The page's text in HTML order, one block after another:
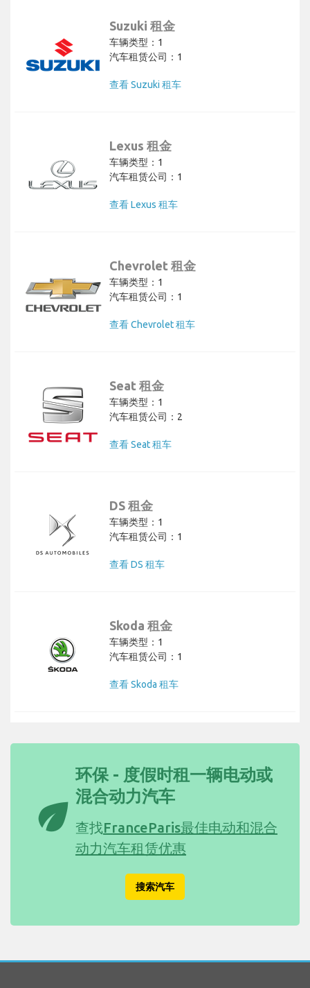
Suzuki 租金
车辆类型：1
汽车租赁公司：1
查看 Suzuki 租车
Lexus 租金
车辆类型：1
汽车租赁公司：1
查看 Lexus 租车
Chevrolet 租金
车辆类型：1
汽车租赁公司：1
查看 Chevrolet 租车
Seat 租金
车辆类型：1
汽车租赁公司：2
查看 Seat 租车
DS 租金
车辆类型：1
汽车租赁公司：1
查看 DS 租车
Skoda 租金
车辆类型：1
汽车租赁公司：1
查看 Skoda 租车
eco
环保 - 度假时租一辆电动或
混合动力汽车
查找FranceParis最佳电动和混合
动力汽车租赁优惠
搜索汽车